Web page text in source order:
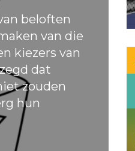
beloften
van die
kiezers van
dat
zouden
hun